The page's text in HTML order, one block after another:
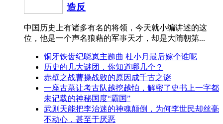
造反
中国历史上有诸多有名的将领，今天就小编讲述的这
位，他是一个声名狼藉的军事天才，却是大隋朝第...
铜牙铁齿纪晓岚主题曲 杜小月最后嫁个谁呢
历史的几大谜团，你知道哪几个？
赤壁之战曹操战败的原因成千古之谜
一座古墓让考古队越挖越怕，解密了史书上一字都
未记载的神秘国度“霸国”
武则天能把李治迷的神魂颠倒，为何李世民却丝毫
不动心，甚至于厌恶